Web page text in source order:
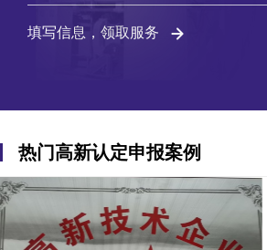
填写信息，领取服务
热门高新认定申报案例